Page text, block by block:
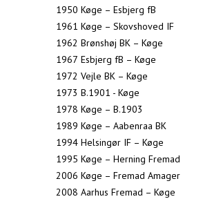
1950 Køge – Esbjerg fB
1961 Køge – Skovshoved IF
1962 Brønshøj BK – Køge
1967 Esbjerg fB – Køge
1972 Vejle BK – Køge
1973 B.1901 - Køge
1978 Køge – B.1903
1989 Køge – Aabenraa BK
1994 Helsingør IF – Køge
1995 Køge – Herning Fremad
2006 Køge – Fremad Amager
2008 Aarhus Fremad – Køge